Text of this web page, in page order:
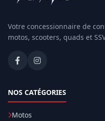
Votre concessionnaire de
motos, scooters, quads et
NOS CATÉGORIES
Motos